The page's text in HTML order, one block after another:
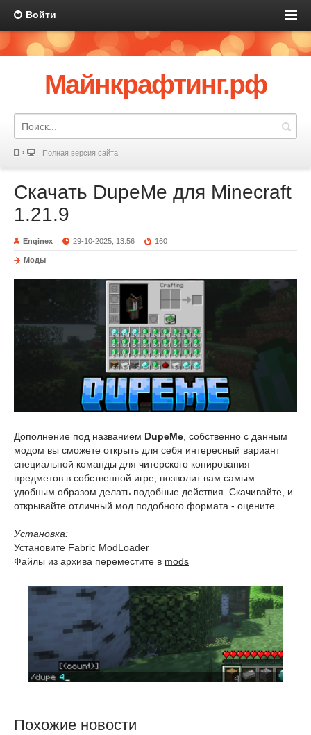
Войти
Майнкрафтинг.рф
Полная версия сайта
Скачать DupeMe для Minecraft
1.21.9
Enginex 29-10-2025, 13:56 160
Моды
Дополнение под названием DupeMe, собственно с данным
модом вы сможете открыть для себя интересный вариант
специальной команды для читерского копирования
предметов в собственной игре, позволит вам самым
удобным образом делать подобные действия. Скачивайте, и
открывайте отличный мод подобного формата - оцените.
Установка:
Установите Fabric ModLoader
Файлы из архива переместите в mods
Похожие новости